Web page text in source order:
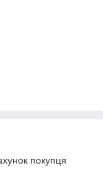
покупця